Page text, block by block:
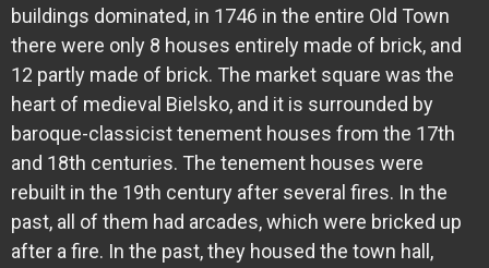
buildings dominated, in 1746 in the entire Old Town
there were only 8 houses entirely made of brick, and
12 partly made of brick. The market square was the
heart of medieval Bielsko, and it is surrounded by
baroque-classicist tenement houses from the 17th
and 18th centuries. The tenement houses were
rebuilt in the 19th century after several fires. In the
past, all of them had arcades, which were bricked up
after a fire. In the past, they housed the town hall,